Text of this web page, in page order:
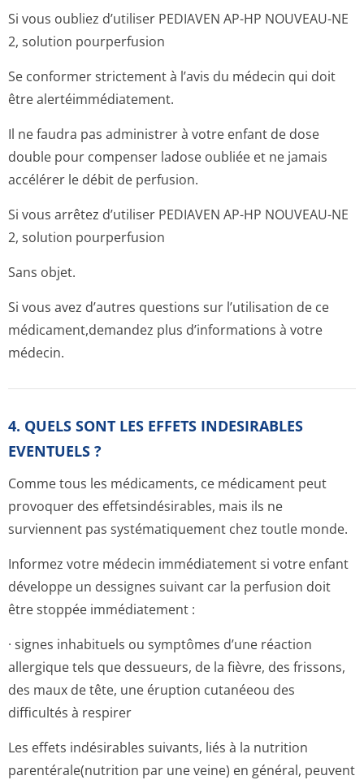
Si vous oubliez d’utiliser PEDIAVEN AP-HP NOUVEAU-NE
2, solution pourperfusion
Se conformer strictement à l’avis du médecin qui doit
être alertéimmédia­tement.
Il ne faudra pas administrer à votre enfant de dose
double pour compenser ladose oubliée et ne jamais
accélérer le débit de perfusion.
Si vous arrêtez d’utiliser PEDIAVEN AP-HP NOUVEAU-NE
2, solution pourperfusion
Sans objet.
Si vous avez d’autres questions sur l’utilisation de ce
médicament,demandez plus d’informations à votre
médecin.
4. QUELS SONT LES EFFETS INDESIRABLES
EVENTUELS ?
Comme tous les médicaments, ce médicament peut
provoquer des effetsindésirables, mais ils ne
surviennent pas systématiquement chez toutle monde.
Informez votre médecin immédiatement si votre enfant
développe un dessignes suivant car la perfusion doit
être stoppée immédiatement :
· signes inhabituels ou symptômes d’une réaction
allergique tels que dessueurs, de la fièvre, des frissons,
des maux de tête, une éruption cutanéeou des
difficultés à respirer
Les effets indésirables suivants, liés à la nutrition
parentérale(nu­trition par une veine) en général, peuvent